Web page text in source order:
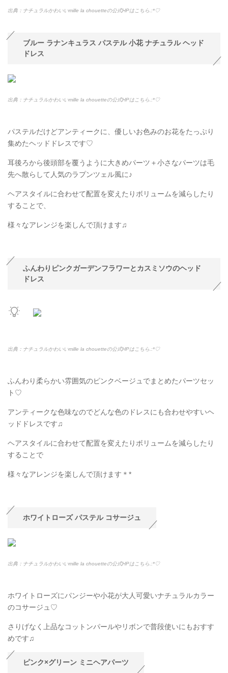
出典：ナチュラルかわいいmille la chouetteの公式HPはこちら.:*♡
ブルー ラナンキュラス パステル 小花 ナチュラル ヘッド
ドレス
出典：ナチュラルかわいいmille la chouetteの公式HPはこちら.:*♡
パステルだけどアンティークに、優しいお色みのお花をたっぷり
集めたヘッドドレスです♡
耳後ろから後頭部を覆うように大きめパーツ＋小さなパーツは毛
先へ散らして人気のラプンツェル風に♪
ヘアスタイルに合わせて配置を変えたりボリュームを減らしたり
することで、
様々なアレンジを楽しんで頂けます♫
ふんわりピンクガーデンフラワーとカスミソウのヘッド
ドレス
出典：ナチュラルかわいいmille la chouetteの公式HPはこちら.:*♡
ふんわり柔らかい雰囲気のピンクベージュでまとめたパーツセッ
ト♡
アンティークな色味なのでどんな色のドレスにも合わせやすいヘ
ッドドレスです♫
ヘアスタイルに合わせて配置を変えたりボリュームを減らしたり
することで
様々なアレンジを楽しんで頂けます＊ *
ホワイトローズ パステル コサージュ
出典：ナチュラルかわいいmille la chouetteの公式HPはこちら.:*♡
ホワイトローズにパンジーや小花が大人可愛いナチュラルカラー
のコサージュ♡
さりげなく上品なコットンパールやリボンで普段使いにもおすす
めです♫
ピンク×グリーン ミニヘアパーツ